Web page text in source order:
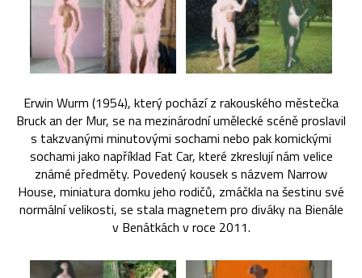
Erwin Wurm (1954), který pochází z rakouského městečka
Bruck an der Mur, se na mezinárodní umělecké scéně proslavil
s takzvanými minutovými sochami nebo pak komickými
sochami jako například Fat Car, které zkreslují nám velice
známé předměty. Povedený kousek s názvem Narrow
House, miniatura domku jeho rodičů, zmáčkla na šestinu své
normální velikosti, se stala magnetem pro diváky na Bienále
v Benátkách v roce 2011.